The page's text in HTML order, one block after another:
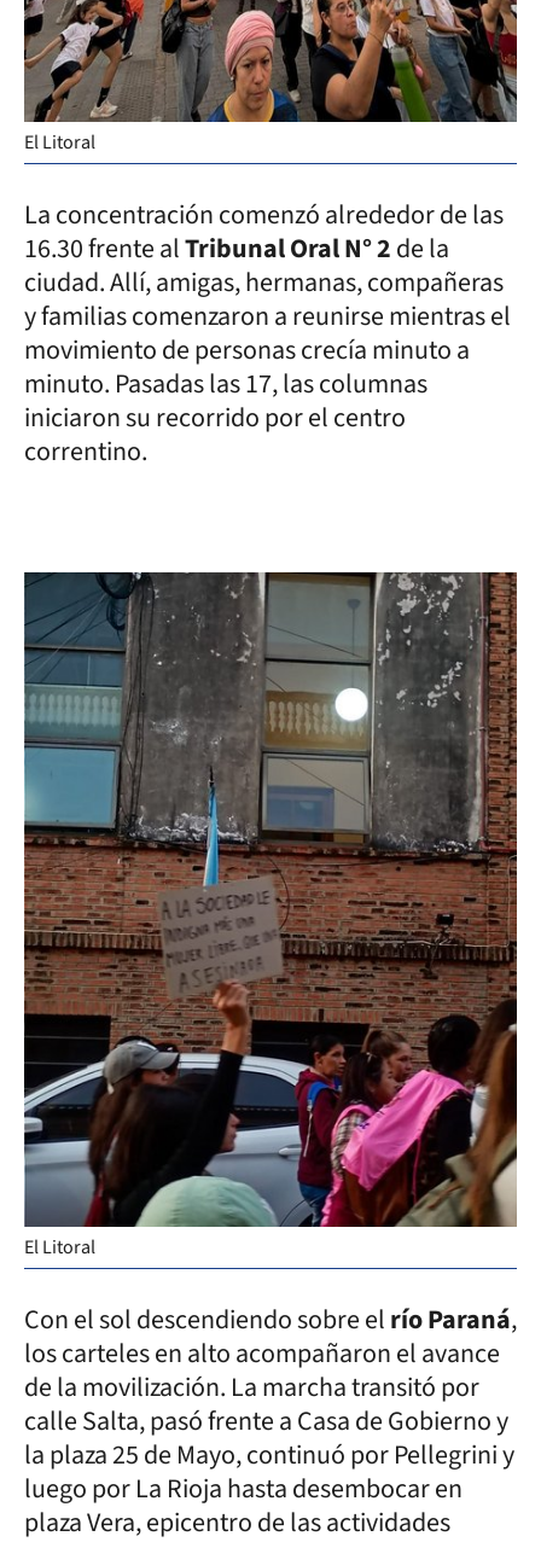
El Litoral
La concentración comenzó alrededor de las
16.30 frente alTribunal Oral N° 2de la
ciudad. Allí, amigas, hermanas, compañeras
y familias comenzaron a reunirse mientras el
movimiento de personas crecía minuto a
minuto. Pasadas las 17, las columnas
iniciaron su recorrido por el centro
correntino.
El Litoral
Con el sol descendiendo sobre elrío Paraná,
los carteles en alto acompañaron el avance
de la movilización. La marcha transitó por
calle Salta, pasó frente a Casa de Gobierno y
la plaza 25 de Mayo, continuó por Pellegrini y
luego por La Rioja hasta desembocar en
plaza Vera, epicentro de las actividades